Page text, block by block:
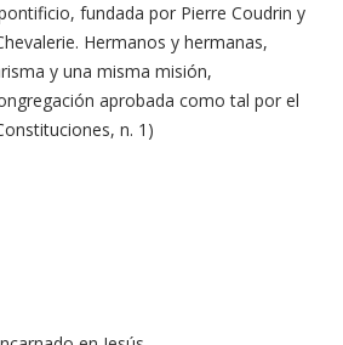
fundada por Pierre Coudrin y
Hermanos y hermanas,
y una misma misión,
aprobada como tal por el
n. 1)